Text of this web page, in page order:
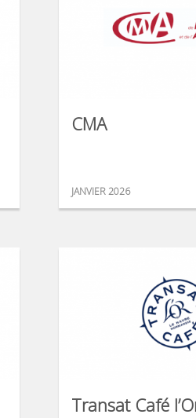
CMA
JANVIER 2026
Transat Café